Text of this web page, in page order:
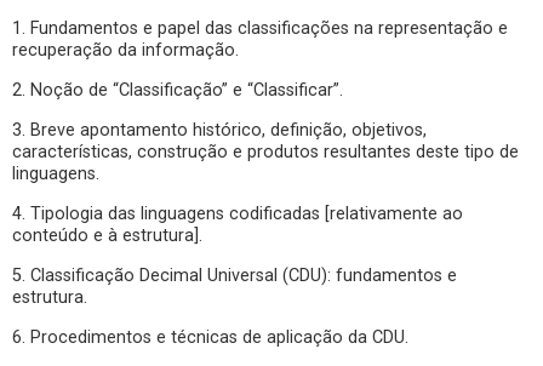
1. Fundamentos e papel das classificações na representação e
recuperação da informação.
2. Noção de “Classificação” e “Classificar”.
3. Breve apontamento histórico, definição, objetivos,
características, construção e produtos resultantes deste tipo de
linguagens.
4. Tipologia das linguagens codificadas [relativamente ao
conteúdo e à estrutura].
5. Classificação Decimal Universal (CDU): fundamentos e
estrutura.
6. Procedimentos e técnicas de aplicação da CDU.